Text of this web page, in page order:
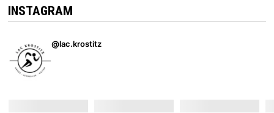
INSTAGRAM
@lac.krostitz